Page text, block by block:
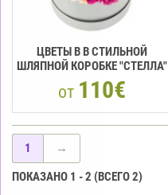
ЦВЕТЫ В В СТИЛЬНОЙ
ШЛЯПНОЙ КОРОБКЕ "СТЕЛЛА"
от 110€
1
→
ПОКАЗАНО 1 -2 (ВСЕГО2)